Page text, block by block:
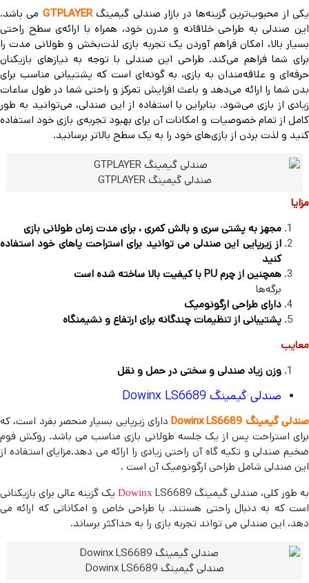
یکی از محبوب‌ترین گزینه‌ها در بازار صندلی گیمینگGTPLAYER می باشد.
این صندلی به طراحی خلاقانه و مدرن خود، همراه با ارائه‌ی سطح راحتی
بسیار بالا، امکان فراهم آوردن یک تجربه بازی لذت‌بخش و طولانی مدت را
برای شما فراهم می‌کند. طراحی این صندلی با توجه به نیازهای بازیکنان
حرفه‌ای و علاقه‌مندان به بازی، به گونه‌ای است که پشتیبانی مناسب برای
بدن شما را ارائه می‌دهد و باعث افزایش تمرکز و راحتی شما در طول ساعات
زیادی از بازی می‌شود. بنابراین با استفاده از این صندلی، می‌توانید به طور
کامل از تمام خصوصیات و امکانات آن برای بهبود تجربه‌ی بازی خود استفاده
کنید و لذت بردن از بازی‌های خود را به یک سطح بالاتر برسانید.
صندلی گیمینگ GTPLAYER
مزایا
مجهز به پشتی سری و بالش کمری ، برای مدت زمان طولانی بازی
از زیرپایی این صندلی می توانید برای استراحت پاهای خود استفاده
کنید
همچنین از چرم PU با کیفیت بالا ساخته شده است
برگه‌ها
دارای طراحی ارگونومیک
پشتیبانی از تنظیمات چندگانه برای ارتفاع و نشیمنگاه
معایب
وزن زیاد صندلی و سختی در حمل و نقل
صندلی گیمینگ Dowinx LS6689
صندلی گیمینگ Dowinx LS6689
دارای زیرپایی بسیار منحصر بفرد است، که
برای استراحت پس از یک جلسه طولانی بازی مناسب می باشد. روکش فوم
ضخیم صندلی و تکیه گاه آن راحتی زیادی را ارائه می دهد.مزایای استفاده از
این صندلی شامل طراحی ارگونومیک آن است .
به طور کلی، صندلی گیمینگ
Dowinx LS6689 یک گزینه عالی برای بازیکنانی
است که به دنبال راحتی هستند. با طراحی خاص و امکاناتی که ارائه می
دهد، این صندلی می تواند تجربه بازی را به حداکثر برساند.
صندلی گیمینگ Dowinx LS6689